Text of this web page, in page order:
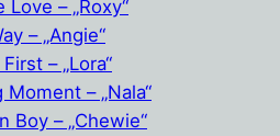
Love – „Roxy“
– „Angie“
– „Lora“
Moment – „Nala“
Boy – „Chewie“